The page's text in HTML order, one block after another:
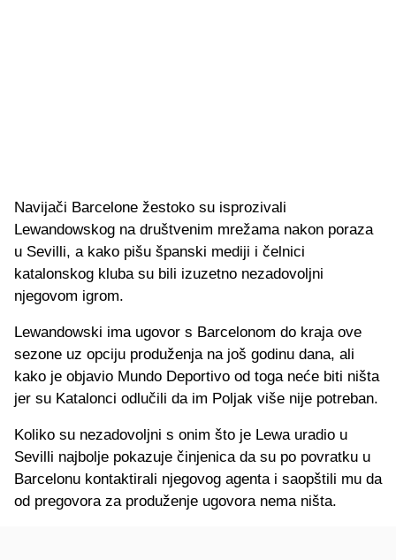
Navijači Barcelone žestoko su isprozivali
Lewandowskog na društvenim mrežama nakon poraza
u Sevilli, a kako pišu španski mediji i čelnici
katalonskog kluba su bili izuzetno nezadovoljni
njegovom igrom.
Lewandowski ima ugovor s Barcelonom do kraja ove
sezone uz opciju produženja na još godinu dana, ali
kako je objavio Mundo Deportivo od toga neće biti ništa
jer su Katalonci odlučili da im Poljak više nije potreban.
Koliko su nezadovoljni s onim što je Lewa uradio u
Sevilli najbolje pokazuje činjenica da su po povratku u
Barcelonu kontaktirali njegovog agenta i saopštili mu da
od pregovora za produženje ugovora nema ništa.